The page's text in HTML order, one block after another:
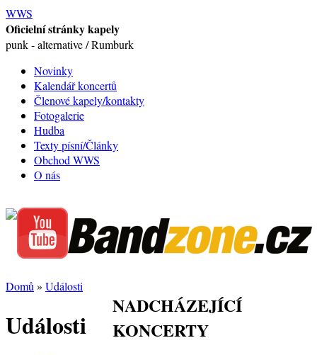
WWS
Oficielní stránky kapely
punk - alternative / Rumburk
Novinky
Kalendář koncertů
Členové kapely/kontakty
Fotogalerie
Hudba
Texty písní/Články
Obchod WWS
O nás
Domů » Události
Události
NADCHÁZEJÍCÍ
KONCERTY